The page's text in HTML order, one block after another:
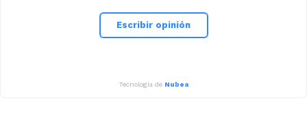
Escribir opinión
Tecnología de Nubea